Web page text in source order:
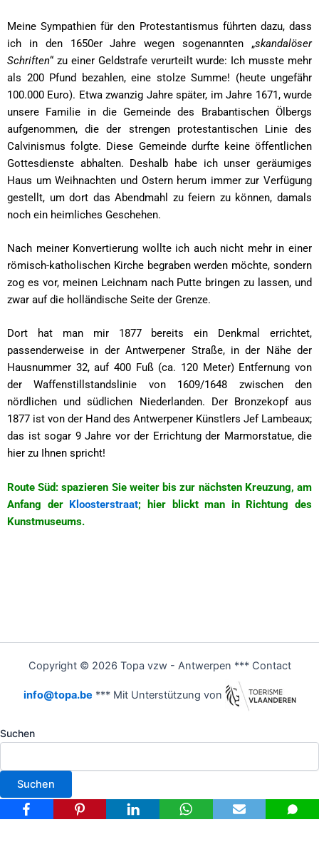
Meine Sympathien für den Protestantismus führten dazu, dass
ich in den 1650er Jahre wegen sogenannten „skandalöser
Schriften“ zu einer Geldstrafe verurteilt wurde: Ich musste mehr
als 200 Pfund bezahlen, eine stolze Summe! (heute ungefähr
100.000 Euro). Etwa zwanzig Jahre später, im Jahre 1671, wurde
unsere Familie in die Gemeinde des Brabantischen Ölbergs
aufgenommen, die der strengen protestantischen Linie des
Calvinismus folgte. Diese Gemeinde durfte keine öffentlichen
Gottesdienste abhalten. Deshalb habe ich unser geräumiges
Haus um Weihnachten und Ostern herum immer zur Verfügung
gestellt, um dort das Abendmahl zu feiern zu können, damals
noch ein heimliches Geschehen.
Nach meiner Konvertierung wollte ich auch nicht mehr in einer
römisch-katholischen Kirche begraben werden möchte, sondern
zog es vor, meinen Leichnam nach Putte bringen zu lassen, und
zwar auf die holländische Seite der Grenze.
Dort hat man mir 1877 bereits ein Denkmal errichtet,
passenderweise in der Antwerpener Straße, in der Nähe der
Hausnummer 32, auf 400 Fuß (ca. 120 Meter) Entfernung von
der Waffenstillstandslinie von 1609/1648 zwischen den
nördlichen und südlichen Niederlanden. Der Bronzekopf aus
1877 ist von der Hand des Antwerpener Künstlers Jef Lambeaux;
das ist sogar 9 Jahre vor der Errichtung der Marmorstatue, die
hier zu Ihnen spricht!
Route Süd: spazieren Sie weiter bis zur nächsten Kreuzung, am
Anfang der Kloosterstraat; hier blickt man in Richtung des
Kunstmuseums.
Copyright © 2026 Topa vzw - Antwerpen *** Contact
info@topa.be *** Mit Unterstützung von
Suchen
Suchen